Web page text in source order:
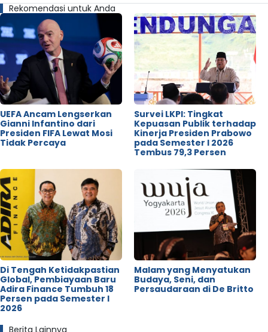
Rekomendasi untuk Anda
UEFA Ancam Lengserkan
Gianni Infantino dari
Presiden FIFA Lewat Mosi
Tidak Percaya
Survei LKPI: Tingkat
Kepuasan Publik terhadap
Kinerja Presiden Prabowo
pada Semester I 2026
Tembus 79,3 Persen
Di Tengah Ketidakpastian
Global, Pembiayaan Baru
Adira Finance Tumbuh 18
Persen pada Semester I
2026
Malam yang Menyatukan
Budaya, Seni, dan
Persaudaraan di De Britto